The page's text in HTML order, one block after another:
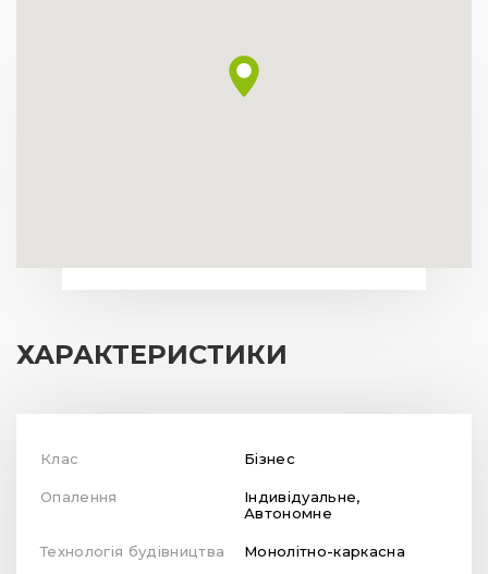
ХАРАКТЕРИСТИКИ
Клас Бізнес
Опалення
Індивідуальне,
Автономне
Технологія будівництва Монолітно-каркасна